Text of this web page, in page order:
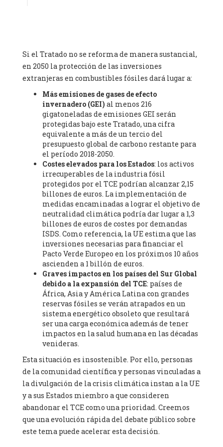
Biologist and coordinator of Ecologistas en Acción,
Ecologistas en Acción (Spain), Prof. Yayo Herrero López -
Researcher, consultant and professor, Ecologistas en Acción
Universidad Autónoma de Madrid (Spain), Prof. Anabel Lopez -
Professor, Autonomous University of Madrid (UAM) (Spain),
Dr. Joaquín Hortal -Scientist researcher , Spanish National
Research Council (CSIC) (Spain), Ms. Cristina Escarmis Homs -
Virologist (retired), Spanish National Research Council (CSIC)
(Spain), Prof. Óscar Carpintero -Profesor de Economía
Aplicada, University of Valladolid (Spain), Prof. Begoña Peco
Vázquez -Profesora de universidad , Autonomous University
of Madrid (UAM) (Spain), Prof. Federico Demaria -Professor of
ecological economy , University of Barcelona (Spain), Prof.
Emilio Santiago Muíño -Doctor in Anthropology and eco-
social researcher. Professor of philosophy at the University of
Zaragoza., Instituto de Transición Rompe el Círculo. University
of Zaragoza. (Spain), Prof. Ricardo Amils Pibernat -Professor
Autonomous University of Madrid (UAM) (Spain), Prof. Alicia
Puleo -Professor, Red Ecofeminista (Spain), Mr. Pedro Antonio
Prieto Pérez - Telecommunications engineer, Association for
the Study of Energy Resources (AEREN) (Spain), Dr. Jose
Miguel Pajares Alonso -Antropologist, University of Barcelona
(Spain), Prof. Enric Telli Aragay - Professor, Faculty of
Economy and Business at University of Barcelona (Spain), Mr.
Lluís Xavier Vitòria Agreda - Arquitecter, Barcelona en Comú
(Spain), Ms. Ana Maria Calafat Rogers -Biologist, Spanish
Society of Ecological Agriculture (SEAE) (Spain), Prof. José Mª
Baldasano Recio -Emeritus Professor of Environmental
Engineering, Technical University of Catalonia (Spain), Prof.
Marc Rius Viladomiu -Professor, University of Southampton
(Spain), Mr. Jaime Vindel Gamonal - Researcher, Spanish
Múgica -Professor, Autonomous University of Madrid (UAM)
(Spain), Mr. Andrés R. Amayuelas -President, The Spanish
Development NGO Coordinator (La Coordi) (Spain), Ms. Blanca
Ruibal -Agronomist engineer and coordinator of Friends of
the Earth Spain , Friends of the Earth Spain (Spain), Dr. Robert
Si el Tratado no se reforma de manera sustancial,
en 2050 la protección de las inversiones
extranjeras en combustibles fósiles dará lugar a:
Más emisiones de gases de efecto
invernadero (GEI) al menos 216
gigatoneladas de emisiones GEI serán
protegidas bajo este Tratado, una cifra
equivalente a más de un tercio del
presupuesto global de carbono restante para
el período 2018-2050.
Costes elevados para los Estados: los activos
irrecuperables de la industria fósil
protegidos por el TCE podrían alcanzar 2,15
billones de euros. La implementación de
medidas encaminadas a lograr el objetivo de
neutralidad climática podría dar lugar a 1,3
billones de euros de costes por demandas
ISDS. Como referencia, la UE estima que las
inversiones necesarias para financiar el
Pacto Verde Europeo en los próximos 10 años
ascienden a 1 billón de euros.
Graves impactos en los países del Sur Global
debido a la expansión del TCE: países de
África, Asia y América Latina con grandes
reservas fósiles se verán atrapados en un
sistema energético obsoleto que resultará
ser una carga económica además de tener
impactos en la salud humana en las décadas
venideras.
Esta situación es insostenible. Por ello, personas
de la comunidad científica y personas vinculadas a
la divulgación de la crisis climática instan a la UE
y a sus Estados miembro a que consideren
abandonar el TCE como una prioridad. Creemos
que una evolución rápida del debate público sobre
este tema puede acelerar esta decisión.